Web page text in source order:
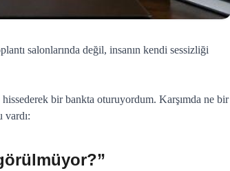
salonlarında değil, insanın kendi sessizliği
bir bankta oturuyordum. Karşımda ne bir
vardı: